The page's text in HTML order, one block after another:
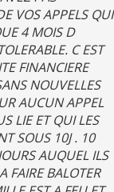
VOS APPELS QUI
4 MOIS D
C EST
FINANCIERE
NOUVELLES
AUCUN APPEL
LIE ET QUI LES
SOUS 10J . 10
AUQUEL ILS
FAIRE BALOTER